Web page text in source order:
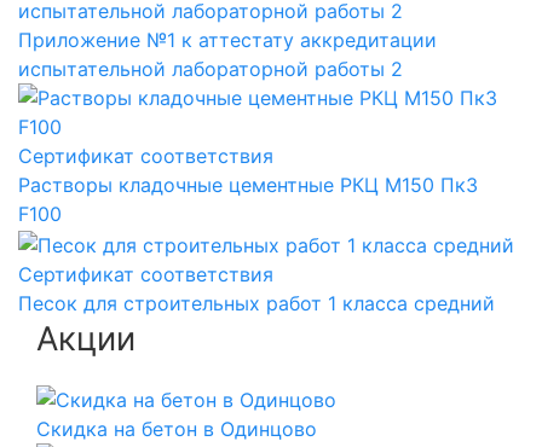
Приложение №1 к аттестату аккредитации
испытательной лабораторной работы 2
Сертификат соответствия
Растворы кладочные цементные РКЦ М150 Пк3
F100
Сертификат соответствия
Песок для строительных работ 1 класса средний
Акции
Скидка на бетон в Одинцово